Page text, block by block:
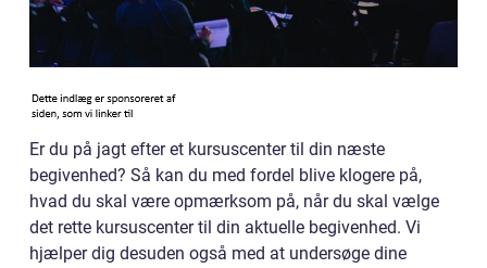
Er du på jagt efter et kursuscenter til din næste
begivenhed? Så kan du med fordel blive klogere på,
hvad du skal være opmærksom på, når du skal vælge
det rette kursuscenter til din aktuelle begivenhed. Vi
hjælper dig desuden også med at undersøge dine